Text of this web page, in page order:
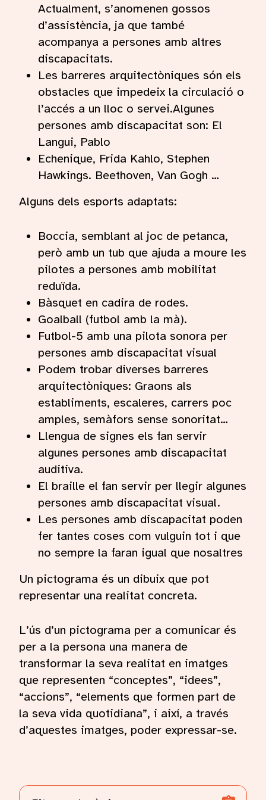
Actualment, s’anomenen gossos
d’assistència, ja que també
acompanya a persones amb altres
discapacitats.
Les barreres arquitectòniques són els
obstacles que impedeix la circulació o
l’accés a un lloc o servei.Algunes
persones amb discapacitat son: El
Langui, Pablo
Echenique, Frida Kahlo, Stephen
Hawkings. Beethoven, Van Gogh …
Alguns dels esports adaptats:
Boccia, semblant al joc de petanca,
però amb un tub que ajuda a moure les
pilotes a persones amb mobilitat
reduïda.
Bàsquet en cadira de rodes.
Goalball (futbol amb la mà).
Futbol-5 amb una pilota sonora per
persones amb discapacitat visual
Podem trobar diverses barreres
arquitectòniques: Graons als
establiments, escaleres, carrers poc
amples, semàfors sense sonoritat…
Llengua de signes els fan servir
algunes persones amb discapacitat
auditiva.
El braille el fan servir per llegir algunes
persones amb discapacitat visual.
Les persones amb discapacitat poden
fer tantes coses com vulguin tot i que
no sempre la faran igual que nosaltres
Un pictograma és un dibuix que pot
representar una realitat concreta.
L’ús d’un pictograma per a comunicar és
per a la persona una manera de
transformar la seva realitat en imatges
que representen “conceptes”, “idees”,
“accions”, “elements que formen part de
la seva vida quotidiana”, i així, a través
d’aquestes imatges, poder expressar-se.